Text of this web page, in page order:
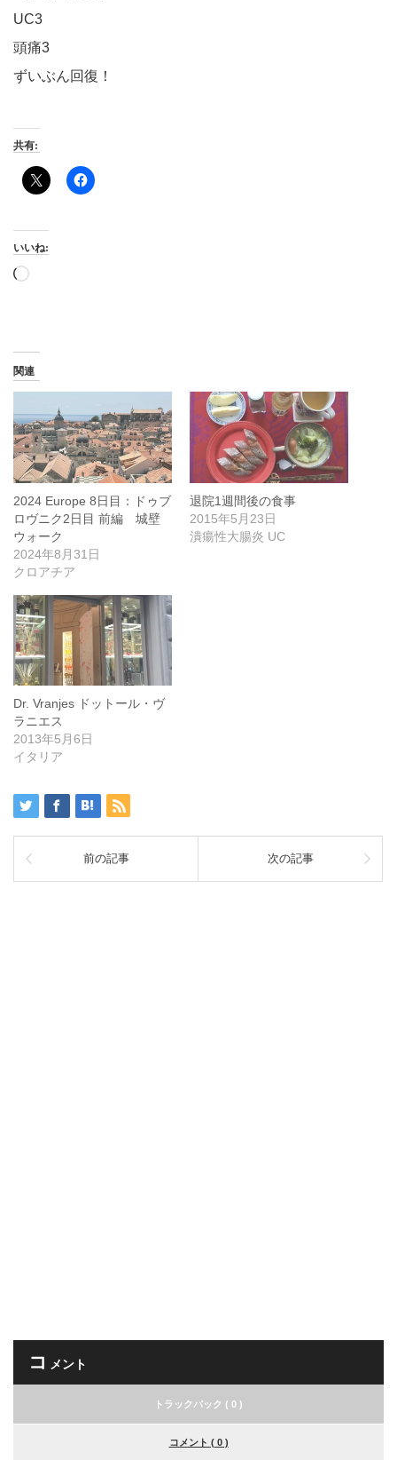
UC3
頭痛3
ずいぶん回復！
共有:
いいね:
読
関連
2024 Europe 8日目：ドゥブ
ロヴニク2日目 前編 城壁
ウォーク
2024年8月31日
クロアチア
退院1週間後の食事
2015年5月23日
潰瘍性大腸炎 UC
Dr. Vranjes ドットール・ヴ
ラニエス
2013年5月6日
イタリア
前の記事 次の記事
コ メント
トラックバック ( 0 )
コメント ( 0 )